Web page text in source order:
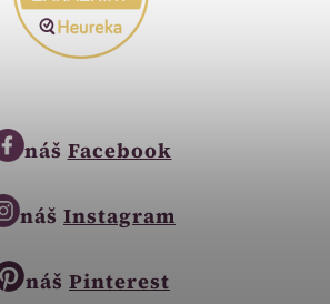
náš Facebook
náš Instagram
náš Pinterest